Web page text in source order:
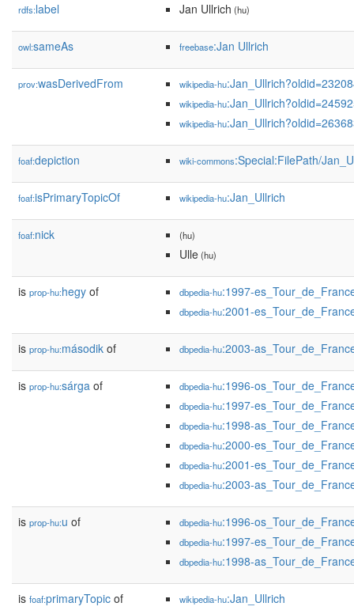
rdfs:label Jan Ullrich (hu)
owl:sameAs freebase:Jan Ullrich
prov:wasDerivedFrom wikipedia-hu
wikipedia-hu
wikipedia-hu
foaf:depiction wiki-commons:Special:FilePath/
foaf:isPrimaryTopicOf wikipedia-hu:Jan_Ullrich
foaf:nick (hu)
Ulle(hu)
is prop-hu:hegy of dbpedia-hu:1997-
dbpedia-hu:2001-
is prop-hu:második of dbpedia-hu:2003-
is prop-hu:sárga of dbpedia-hu:1996-
dbpedia-hu:1997-
dbpedia-hu:1998-
dbpedia-hu:2000-
dbpedia-hu:2001-
dbpedia-hu:2003-
is prop-hu:u of dbpedia-hu:1996-
dbpedia-hu:1997-
dbpedia-hu:1998-
is foaf:primaryTopic of wikipedia-hu:Jan_Ullrich